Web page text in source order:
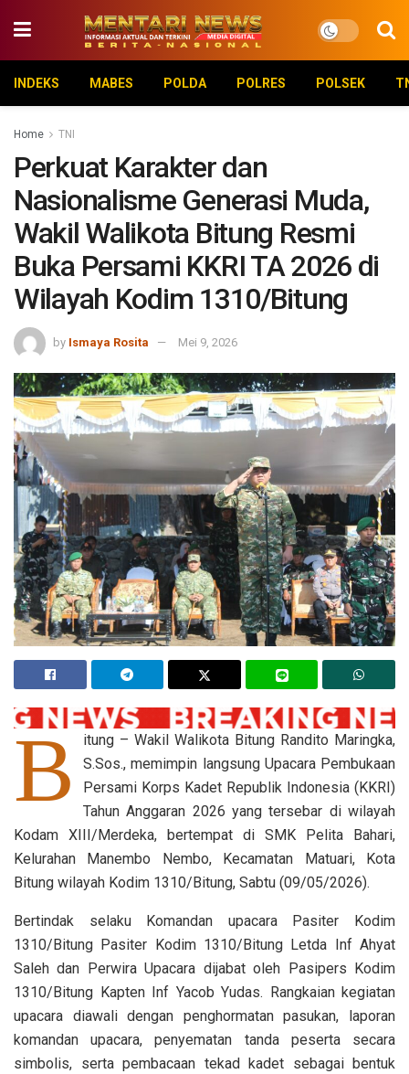
INDEKS MABES POLDA POLRES POLSEK
Home TNI
Perkuat Karakter dan
Nasionalisme Generasi Muda,
Wakil Walikota Bitung Resmi
Buka Persami KKRI TA 2026 di
Wilayah Kodim 1310/Bitung
by Ismaya Rosita Mei 9, 2026
B
itung – Wakil Walikota Bitung Randito Maringka,
S.Sos., memimpin langsung Upacara Pembukaan
Persami Korps Kadet Republik Indonesia (KKRI)
Tahun Anggaran 2026 yang tersebar di wilayah
Kodam XIII/Merdeka, bertempat di SMK Pelita Bahari,
Kelurahan Manembo Nembo, Kecamatan Matuari, Kota
Bitung wilayah Kodim 1310/Bitung, Sabtu (09/05/2026).
Bertindak selaku Komandan upacara Pasiter Kodim
1310/Bitung Pasiter Kodim 1310/Bitung Letda Inf Ahyat
Saleh dan Perwira Upacara dijabat oleh Pasipers Kodim
1310/Bitung Kapten Inf Yacob Yudas. Rangkaian kegiatan
upacara diawali dengan penghormatan pasukan, laporan
komandan upacara, penyematan tanda peserta secara
simbolis, serta pembacaan tekad kadet sebagai bentuk